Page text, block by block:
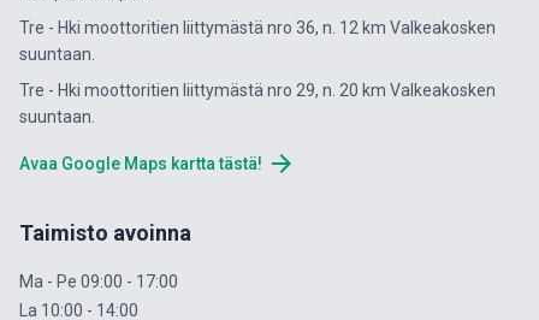
Tre - Hki moottoritien liittymästä nro 36, n. 12 km Valkeakosken
suuntaan.
Tre - Hki moottoritien liittymästä nro 29, n. 20 km Valkeakosken
suuntaan.
Avaa Google Maps kartta tästä! arrow_forward
Taimisto avoinna
Ma - Pe 09:00 - 17:00
La 10:00 - 14:00